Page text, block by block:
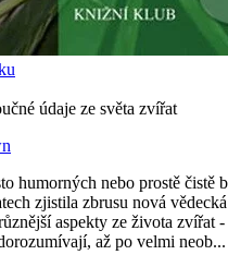
údaje ze světa zvířat
humorných nebo prostě čistě
zjistila zbrusu nová
aspekty ze života zvířat -
až po velmi neob...